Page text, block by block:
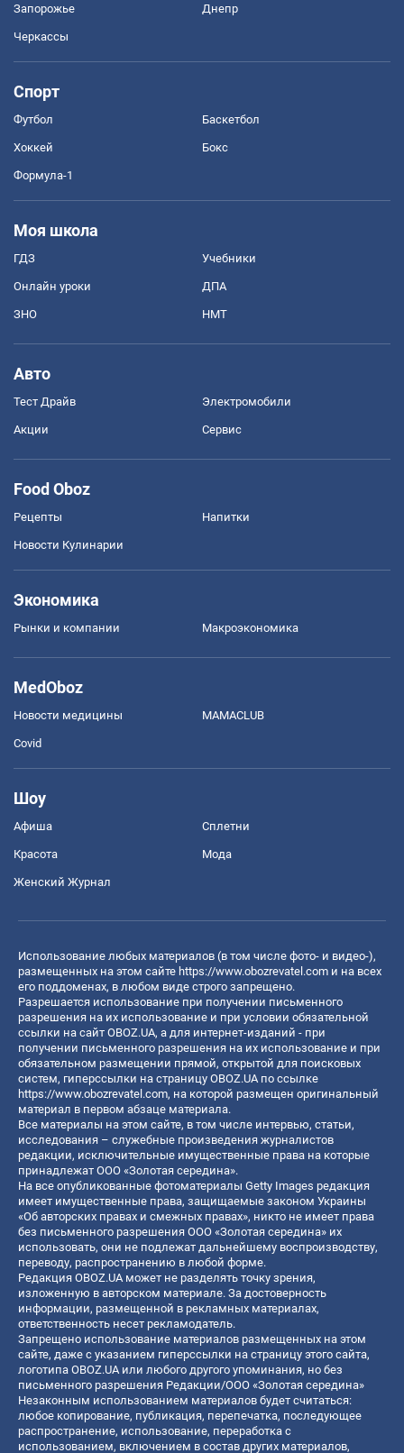
Запорожье Днепр
Черкассы
Спорт
Футбол Баскетбол
Хоккей Бокс
Формула-1
Моя школа
ГДЗ Учебники
Онлайн уроки ДПА
ЗНО НМТ
Авто
Тест Драйв Электромобили
Акции Сервис
Food Oboz
Рецепты Напитки
Новости Кулинарии
Экономика
Рынки и компании Mакроэкономика
MedOboz
Новости медицины MAMACLUB
Covid
Шоу
Афиша Сплетни
Красота Мода
Женский Журнал
Использование любых материалов (в том числе фото- и видео-),
размещенных на этом сайте https://www.obozrevatel.com и на всех
его поддоменах, в любом виде строго запрещено.
Разрешается использование при получении письменного
разрешения на их использование и при условии обязательной
ссылки на сайт OBOZ.UA, а для интернет-изданий - при
получении письменного разрешения на их использование и при
обязательном размещении прямой, открытой для поисковых
систем, гиперссылки на страницу OBOZ.UA по ссылке
https://www.obozrevatel.com, на которой размещен оригинальный
материал в первом абзаце материала.
Все материалы на этом сайте, в том числе интервью, статьи,
исследования – служебные произведения журналистов
редакции, исключительные имущественные права на которые
принадлежат ООО «Золотая середина».
На все опубликованные фотоматериалы Getty Images редакция
имеет имущественные права, защищаемые законом Украины
«Об авторских правах и смежных правах», никто не имеет права
без письменного разрешения ООО «Золотая середина» их
использовать, они не подлежат дальнейшему воспроизводству,
переводу, распространению в любой форме.
Редакция OBOZ.UA может не разделять точку зрения,
изложенную в авторском материале. За достоверность
информации, размещенной в рекламных материалах,
ответственность несет рекламодатель.
Запрещено использование материалов размещенных на этом
сайте, даже с указанием гиперссылки на страницу этого сайта,
логотипа OBOZ.UA или любого другого упоминания, но без
письменного разрешения Редакции/ООО «Золотая середина»
Незаконным использованием материалов будет считаться:
любое копирование, публикация, перепечатка, последующее
распространение, использование, переработка с
использованием, включением в состав других материалов,